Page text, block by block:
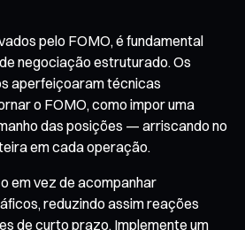
pelo FOMO, é fundamental
negociação estruturado. Os
aperfeiçoaram técnicas
o FOMO, como impor uma
das posições — arriscando no
em cada operação.
em vez de acompanhar
reduzindo assim reações
de curto prazo. Implemente um